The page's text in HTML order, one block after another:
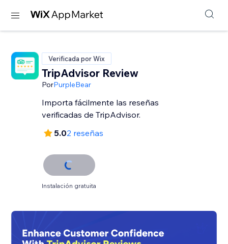
Verificada por Wix
TripAdvisor Review
PorPurpleBear
Importa fácilmente las reseñas
verificadas de TripAdvisor.
5.02 reseñas
Instalación gratuita